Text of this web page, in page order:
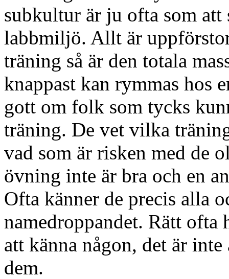
subkultur är ju ofta som att
labbmiljö. Allt är
träning så är den totala
knappast kan rymmas hos
gott om folk som tycks
träning. De vet vilka
vad som är risken med de
övning inte är bra och en
Ofta känner de precis alla
namedroppandet. Rätt
att känna någon, det är
dem.